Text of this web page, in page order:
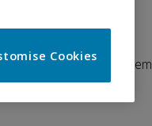
Live Talk’en, som
følgegrupper – og hvem
af klimamål?
Cookies